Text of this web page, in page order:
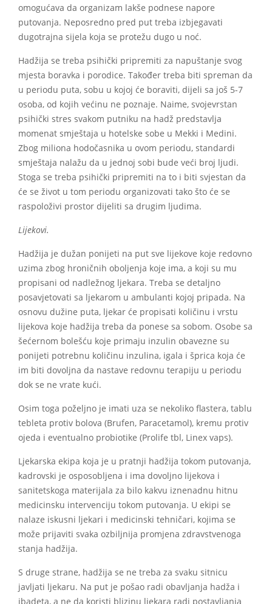
omogućava da organizam lakše podnese napore
putovanja. Neposredno pred put treba izbjegavati
dugotrajna sijela koja se protežu dugo u noć.
Hadžija se treba psihički pripremiti za napuštanje svog
mjesta boravka i porodice. Također treba biti spreman da
u periodu puta, sobu u kojoj će boraviti, dijeli sa još 5-7
osoba, od kojih većinu ne poznaje. Naime, svojevrstan
psihički stres svakom putniku na hadž predstavlja
momenat smještaja u hotelske sobe u Mekki i Medini.
Zbog miliona hodočasnika u ovom periodu, standardi
smještaja nalažu da u jednoj sobi bude veći broj ljudi.
Stoga se treba psihički pripremiti na to i biti svjestan da
će se život u tom periodu organizovati tako što će se
raspoloživi prostor dijeliti sa drugim ljudima.
Lijekovi.
Hadžija je dužan ponijeti na put sve lijekove koje redovno
uzima zbog hroničnih oboljenja koje ima, a koji su mu
propisani od nadležnog ljekara. Treba se detaljno
posavjetovati sa ljekarom u ambulanti kojoj pripada. Na
osnovu dužine puta, ljekar će propisati količinu i vrstu
lijekova koje hadžija treba da ponese sa sobom. Osobe sa
šećernom bolešću koje primaju inzulin obavezne su
ponijeti potrebnu količinu inzulina, igala i šprica koja će
im biti dovoljna da nastave redovnu terapiju u periodu
dok se ne vrate kući.
Osim toga poželjno je imati uza se nekoliko flastera, tablu
tebleta protiv bolova (Brufen, Paracetamol), kremu protiv
ojeda i eventualno probiotike (Prolife tbl, Linex vaps).
Ljekarska ekipa koja je u pratnji hadžija tokom putovanja,
kadrovski je osposobljena i ima dovoljno lijekova i
sanitetskoga materijala za bilo kakvu iznenadnu hitnu
medicinsku intervenciju tokom putovanja. U ekipi se
nalaze iskusni ljekari i medicinski tehničari, kojima se
može prijaviti svaka ozbiljnija promjena zdravstvenoga
stanja hadžija.
S druge strane, hadžija se ne treba za svaku sitnicu
javljati ljekaru. Na put je pošao radi obavljanja hadža i
ibadeta, a ne da koristi blizinu ljekara radi postavljanja